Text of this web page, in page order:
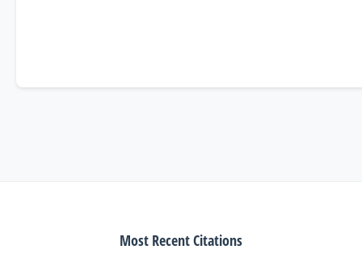
Most Recent Citations